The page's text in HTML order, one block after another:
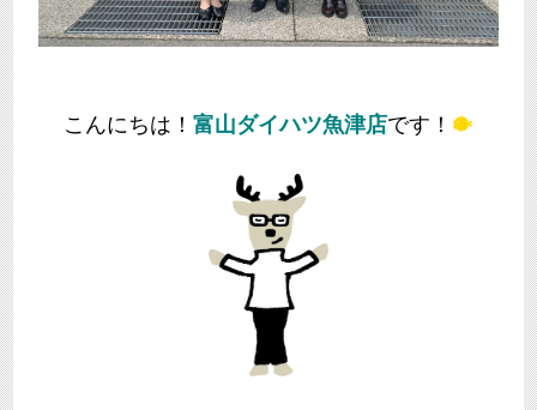
こんにちは！ 富山ダイハツ魚津店です！ 🐡